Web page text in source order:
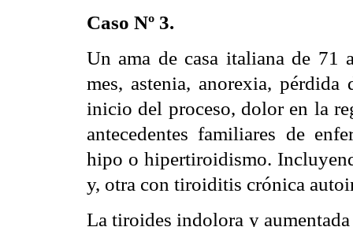
Caso Nº 3.
Un ama de casa italiana de 71
mes, astenia, anorexia,
inicio del proceso, dolor en la
antecedentes familiares de
hipo o hipertiroidismo.
y, otra con tiroiditis crónica
La tiroides indolora y